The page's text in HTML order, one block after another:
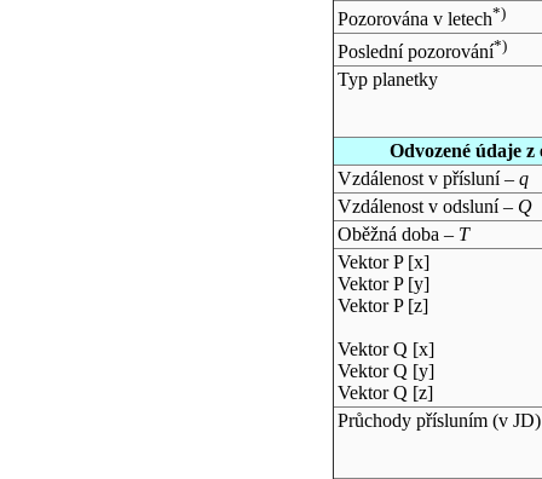
Pozorována v letech*)
Poslední pozorování*)
Typ planetky
Odvozené údaje
Vzdálenost v přísluní –q
Vzdálenost v odsluní – Q
Oběžná doba – T
Vektor P [x]
Vektor P [y]
Vektor P [z]
Vektor Q [x]
Vektor Q [y]
Vektor Q [z]
Průchody přísluním (vJD)